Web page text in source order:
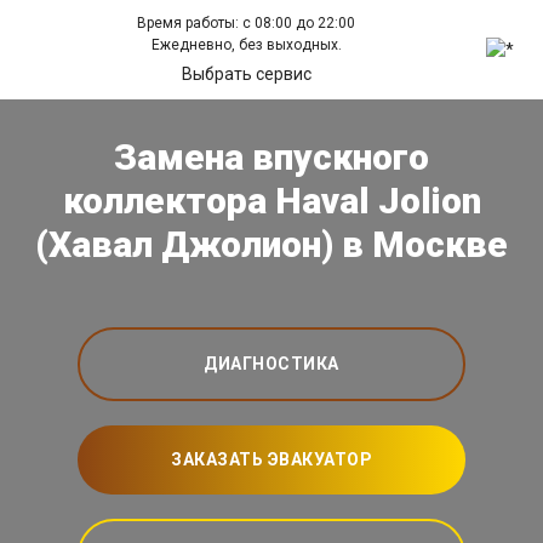
Время работы: с 08:00 до 22:00
Ежедневно, без выходных.
Выбрать сервис
Замена впускного
коллектора Haval Jolion
(Хавал Джолион) в Москве
ДИАГНОСТИКА
ЗАКАЗАТЬ ЭВАКУАТОР